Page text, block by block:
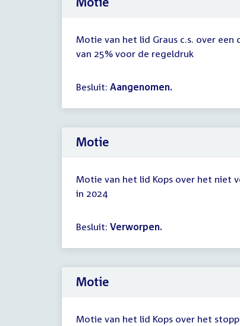
Motie van het lid Graus c.s. over
van 25% voor de regeldruk
Besluit: Aangenomen.
Motie
Motie van het lid Kops over het niet
in 2024
Besluit: Verworpen.
Motie
Motie van het lid Kops over het